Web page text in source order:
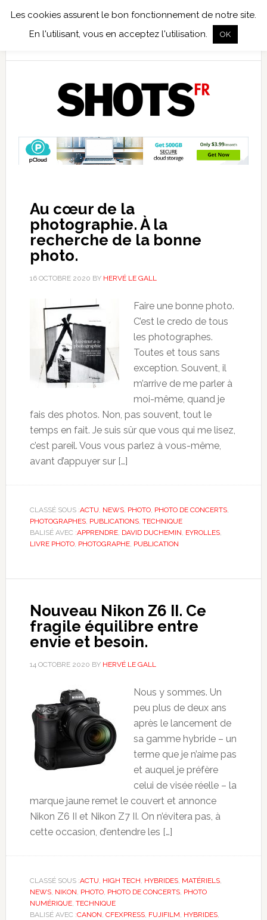
Au cœur de la
photographie. À la
recherche de la bonne
photo.
16 OCTOBRE 2020 BY HERVÉ LE GALL
Faire une bonne photo.
C’est le credo de tous
les photographes.
Toutes et tous sans
exception. Souvent, il
m’arrive de me parler à
moi-même, quand je
fais des photos. Non, pas souvent, tout le
temps en fait. Je suis sûr que vous qui me lisez,
c’est pareil. Vous vous parlez à vous-même,
avant d’appuyer sur […]
CLASSÉ SOUS :ACTU NEWS, PHOTO, PHOTO DE CONCERTS,
PHOTOGRAPHES, PUBLICATIONS, TECHNIQUE
BALISÉ AVEC :APPRENDRE, DAVID DUCHEMIN EYROLLES,
LIVRE PHOTO, PHOTOGRAPHE, PUBLICATION
Nouveau Nikon Z6 II. Ce
fragile équilibre entre
envie et besoin.
14 OCTOBRE 2020 BY HERVÉ LE GALL
Nous y sommes. Un
peu plus de deux ans
après le lancement de
sa gamme hybride – un
terme que je n’aime pas
et auquel je préfère
celui de visée réelle – la
marque jaune remet le couvert et annonce
Nikon Z6 II et Nikon Z7 II. On n’évitera pas, à
cette occasion, d’entendre les […]
CLASSÉ SOUS :ACTU HIGH TECH HYBRIDES, MATÉRIELS,
NEWS, NIKON PHOTO, PHOTO DE CONCERTS, PHOTO
NUMÉRIQUE, TECHNIQUE
BALISÉ AVEC :CANON CFEXPRESS, FUJIFILM HYBRIDES,
Les cookies assurent le bon fonctionnement de notre site.
En l'utilisant, vous en acceptez l'utilisation.
OK